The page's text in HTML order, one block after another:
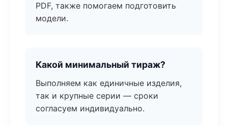
PDF, также помогаем подготовить
модели.
Какой минимальный тираж?
Выполняем как единичные изделия,
так и крупные серии — сроки
согласуем индивидуально.